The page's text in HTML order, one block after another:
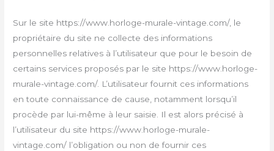
Sur le site https://www.horloge-murale-vintage.com/, le
propriétaire du site ne collecte des informations
personnelles relatives à l’utilisateur que pour le besoin de
certains services proposés par le site https://www.horloge-
murale-vintage.com/. L’utilisateur fournit ces informations
en toute connaissance de cause, notamment lorsqu’il
procède par lui-même à leur saisie. Il est alors précisé à
l’utilisateur du site https://www.horloge-murale-
vintage.com/ l’obligation ou non de fournir ces